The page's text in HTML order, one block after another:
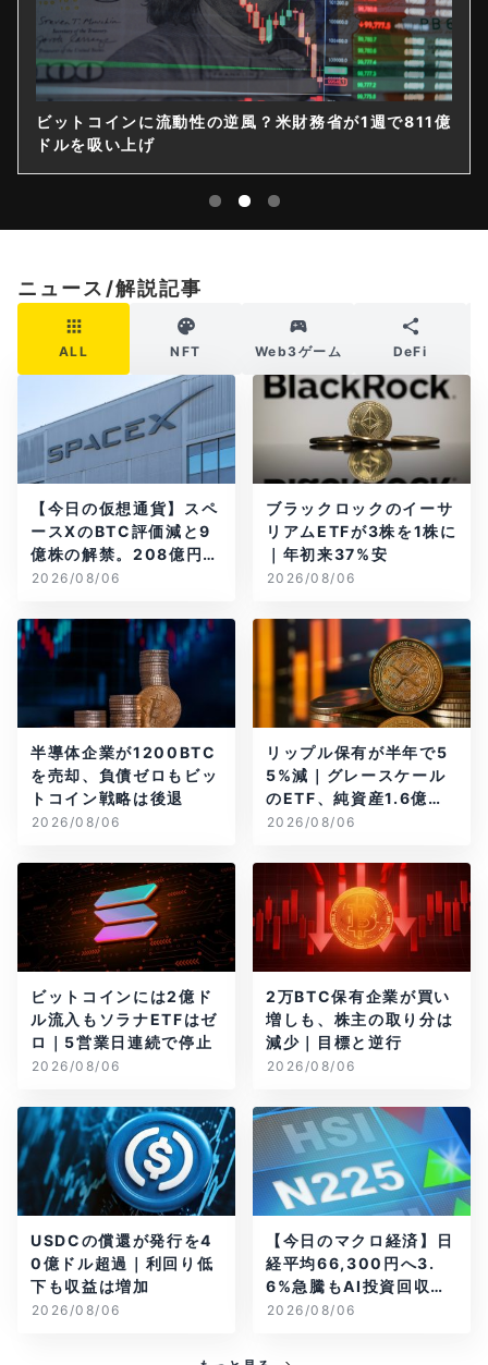
ビットコインに流動性の逆風？米財務省が1週で811億
ドルを吸い上げ
ニュース/解説記事
ALL NFT Web3ゲーム DeFi
【今日の仮想通貨】スペ
ースXのBTC評価減と9
億株の解禁。208億円相
当のBTCが盗難
2026/08/06
ブラックロックのイーサ
リアムETFが3株を1株に
｜年初来37%安
2026/08/06
半導体企業が1200BTC
を売却、負債ゼロもビッ
トコイン戦略は後退
2026/08/06
リップル保有が半年で5
5%減｜グレースケール
のETF、純資産1.6億ド
ル減
2026/08/06
ビットコインには2億ド
ル流入もソラナETFはゼ
ロ｜5営業日連続で停止
2026/08/06
2万BTC保有企業が買い
増しも、株主の取り分は
減少｜目標と逆行
2026/08/06
USDCの償還が発行を4
0億ドル超過｜利回り低
下も収益は増加
2026/08/06
【今日のマクロ経済】日
経平均66,300円へ3.
6%急騰もAI投資回収懸
念が再燃
2026/08/06